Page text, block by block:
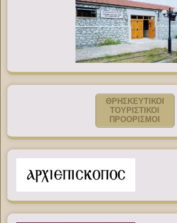
ΘΡΗΣΚΕΥΤΙΚΟΙ
ΤΟΥΡΙΣΤΙΚΟΙ
ΠΡΟΟΡΙΣΜΟΙ